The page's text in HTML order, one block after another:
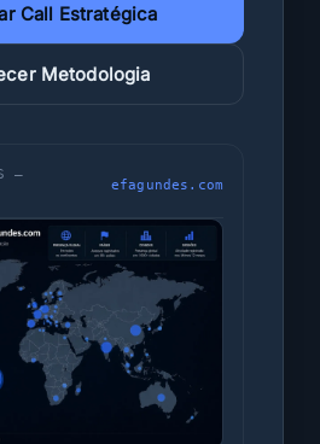
Call Estratégica
Metodologia
—
efagundes.com